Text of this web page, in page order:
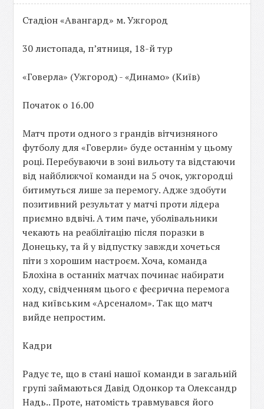
Стадіон «Авангард» м. Ужгород
30 листопада, п’ятниця, 18-й тур
«Говерла» (Ужгород) - «Динамо» (Київ)
Початок о 16.00
Матч проти одного з грандів вітчизняного
футболу для «Говерли» буде останнім у цьому
році. Перебуваючи в зоні вильоту та відстаючи
від найближчої команди на 5 очок, ужгородці
битимуться лише за перемогу. Адже здобути
позитивний результат у матчі проти лідера
приємно вдвічі. А тим паче, уболівальники
чекають на реабілітацію після поразки в
Донецьку, та й у відпустку завжди хочеться
піти з хорошим настроєм. Хоча, команда
Блохіна в останніх матчах починає набирати
ходу, свідченням цього є феєрична перемога
над київським «Арсеналом». Так що матч
вийде непростим.
Кадри
Радує те, що в стані нашої команди в загальній
групі займаються Давід Одонкор та Олександр
Надь.. Проте, натомість травмувався його